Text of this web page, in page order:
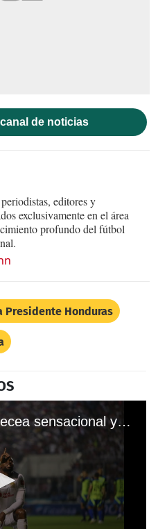
de noticias
editores y
exclusivamente en el área
profundo del fútbol
Presidente Honduras
¡Yustin Arboleda cabecea sensacional y empata para Olimpia ante Olancho FC en la gran final!